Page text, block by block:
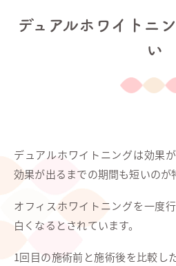
デュアルホワイトニ
い
デュアルホワイトニングは効果
効果が出るまでの期間も短いのが
オフィスホワイトニングを一度
白くなるとされています。
1回目の施術前と施術後を比較し